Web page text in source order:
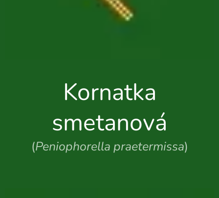
Kornatka
smetanová
(Peniophorella praetermissa)